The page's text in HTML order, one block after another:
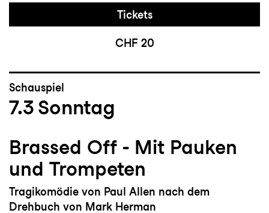
Tickets
CHF 20
Schauspiel
7.3 Sonntag
Brassed Off - Mit Pauken
und Trompeten
Tragikomödie von Paul Allen nach dem
Drehbuch von Mark Herman